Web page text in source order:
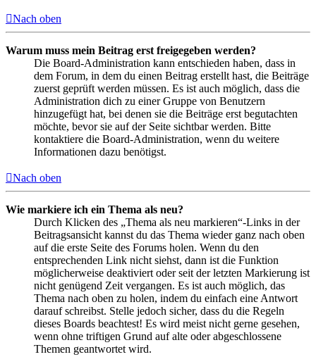
Nach oben
Warum muss mein Beitrag erst freigegeben werden?
Die Board-Administration kann entschieden haben, dass in
dem Forum, in dem du einen Beitrag erstellt hast, die Beiträge
zuerst geprüft werden müssen. Es ist auch möglich, dass die
Administration dich zu einer Gruppe von Benutzern
hinzugefügt hat, bei denen sie die Beiträge erst begutachten
möchte, bevor sie auf der Seite sichtbar werden. Bitte
kontaktiere die Board-Administration, wenn du weitere
Informationen dazu benötigst.
Nach oben
Wie markiere ich ein Thema als neu?
Durch Klicken des „Thema als neu markieren“-Links in der
Beitragsansicht kannst du das Thema wieder ganz nach oben
auf die erste Seite des Forums holen. Wenn du den
entsprechenden Link nicht siehst, dann ist die Funktion
möglicherweise deaktiviert oder seit der letzten Markierung ist
nicht genügend Zeit vergangen. Es ist auch möglich, das
Thema nach oben zu holen, indem du einfach eine Antwort
darauf schreibst. Stelle jedoch sicher, dass du die Regeln
dieses Boards beachtest! Es wird meist nicht gerne gesehen,
wenn ohne triftigen Grund auf alte oder abgeschlossene
Themen geantwortet wird.